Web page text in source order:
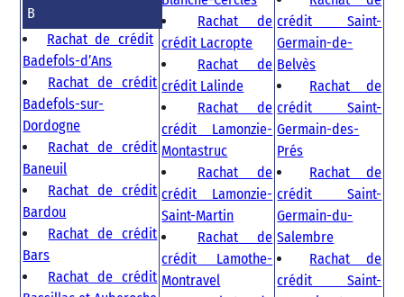
B
Rachat de crédit
Badefols-d’Ans
Rachat de crédit
Badefols-sur-
Dordogne
Rachat de crédit
Baneuil
Rachat de crédit
Bardou
Rachat de crédit
Bars
Rachat de crédit
Rachat de
crédit Lacropte
Rachat de
crédit Lalinde
Rachat de
crédit Lamonzie-
Montastruc
Rachat de
crédit Lamonzie-
Saint-Martin
Rachat de
crédit Lamothe-
Montravel
crédit Saint-
Germain-de-
Belvès
Rachat de
crédit Saint-
Germain-des-
Prés
Rachat de
crédit Saint-
Germain-du-
Salembre
Rachat de
crédit Saint-